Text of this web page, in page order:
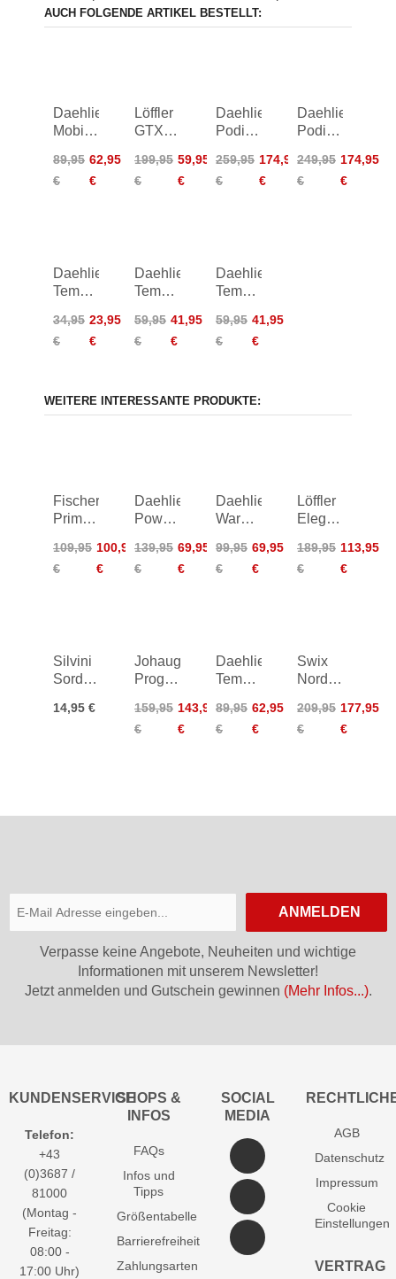
AUCH FOLGENDE ARTIKEL BESTELLT:
Daehlie
Mobility
89,95
€
62,95
€
Löffler
GTX
Pants
199,95
€
59,95
€
Daehlie
Podium
259,95
€
174,95
€
Daehlie
Podium
Jacket
249,95
€
174,95
€
Daehlie
Tempo
34,95
€
23,95
€
Daehlie
Tempo
59,95
€
41,95
€
Daehlie
Tempo
Women
59,95
€
41,95
€
WEITERE INTERESSANTE PRODUKTE:
Fischer
Primaloft
Tour
Women
109,95
€
100,95
€
Daehlie
Power
Women
139,95
€
69,95
€
Daehlie
Warm
Women
99,95
€
69,95
€
Löffler
Elegance
Light
Pants
189,95
€
113,95
€
Silvini
Sordo
Suspenders
14,95 €
Johaug
Progress
Women
159,95
€
143,95
€
Daehlie
Tempo
Women
89,95
€
62,95
€
Swix
Nordic
Hybrid
Pants
209,95
€
177,95
€
ANMELDEN
Verpasse keine Angebote, Neuheiten und wichtige
Informationen mit unserem Newsletter!
Jetzt anmelden und Gutschein gewinnen (Mehr Infos...).
KUNDENSERVICE
Telefon:
+43
(0)3687 /
81000
(Montag -
Freitag:
08:00 -
17:00 Uhr)
SHOPS &
INFOS
FAQs
Infos und
Tipps
Größentabelle
Barrierefreiheit
Zahlungsarten
SOCIAL
MEDIA
AGB
Datenschutz
Impressum
Cookie
Einstellungen
VERTRAG